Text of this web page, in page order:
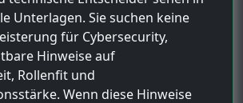
Unterlagen. Sie suchen keine
für Cybersecurity,
Hinweise auf
Rollenfit und
Wenn diese Hinweise